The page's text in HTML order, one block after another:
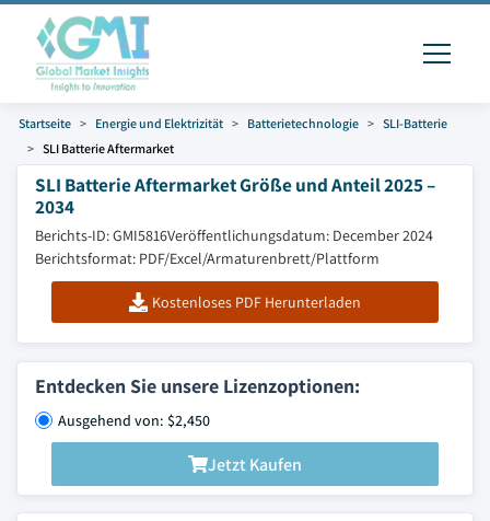
Startseite Energie und Elektrizität Batterietechnologie
SLI-Batterie
SLI Batterie Aftermarket
SLI Batterie Aftermarket Größe und Anteil 2025 –
2034
Berichts-ID: GMI5816Veröffentlichungsdatum: December 2024
Berichtsformat: PDF/Excel/Armaturenbrett/Plattform
Kostenloses PDF Herunterladen
Entdecken Sie unsere Lizenzoptionen:
Ausgehend von: $2,450
Jetzt Kaufen